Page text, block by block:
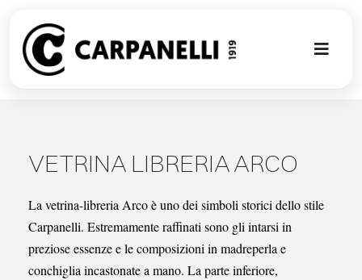
content
Toggle
CLASSIC
PROJECT
VETRINA LIBRERIA ARCO
La vetrina-libreria Arco è uno dei simboli storici dello stile
Carpanelli. Estremamente raffinati sono gli intarsi in
preziose essenze e le composizioni in madreperla e
conchiglia incastonate a mano. La parte inferiore,